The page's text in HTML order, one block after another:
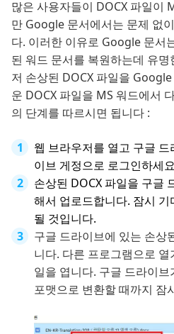
많은 사용자들이 DOCX 파일이
만 Google 문서에서는 문제 없
다. 이러한 이유로 Google 문서
된 워드 문서를 복원하는데 유
저 손상된 DOCX 파일을
운 DOCX 파일을 MS 워드에서
의 단계를 따르시면 됩니다 :
웹 브라우저를 열고 구글
이브 게정으로 로그인하세
손상된 DOCX 파일을 구글
해서 업로드합니다. 잠시
될 것입니다.
구글 드라이브에 있는 손상
니다. 다른 프로그램으로
일을 엽니다. 구글 드라이
포맷으로 변환할 때까지 잠